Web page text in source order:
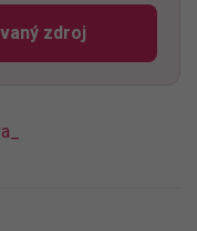
zdroj
odkaz sa otvorí v